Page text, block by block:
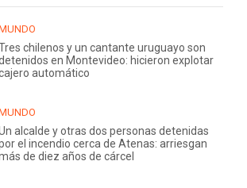
chilenos y un cantante uruguayo son
en Montevideo: hicieron explotar
automático
alcalde y otras dos personas detenidas
el incendio cerca de Atenas: arriesgan
de diez años de cárcel